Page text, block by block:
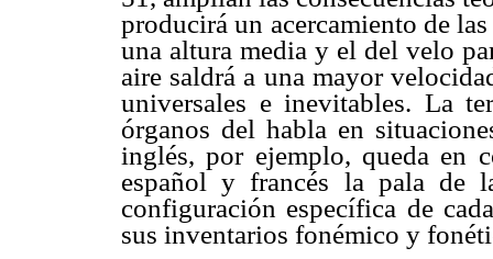
producirá un acercamiento de
una altura media y el del velo
aire saldrá a una mayor
universales e inevitables. La
órganos del habla en
inglés, por ejemplo, queda en
español y francés la pala de
configuración específica de
sus inventarios fonémico y